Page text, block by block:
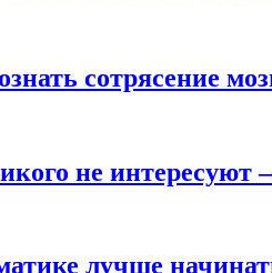
сотрясение
не интересуют
лучше